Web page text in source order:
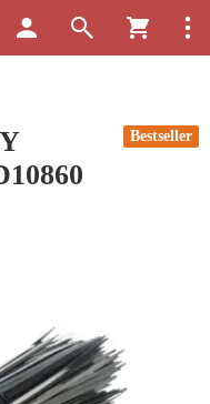
Bestseller